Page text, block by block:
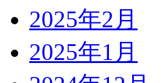
2025年2月
2025年1月